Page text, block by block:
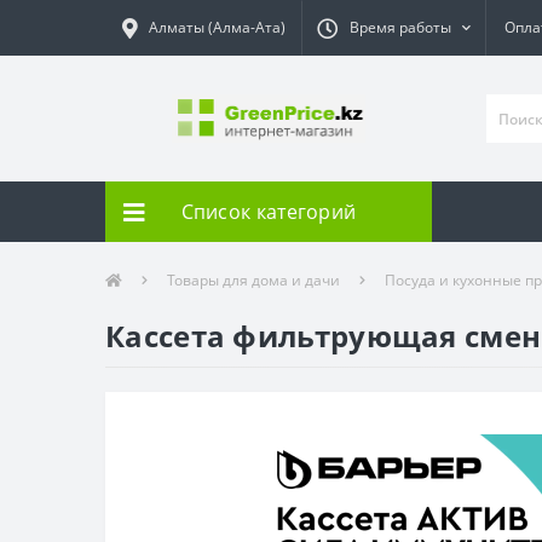
Алматы (Алма-Ата) Время работы
Список категорий
Товары для дома и дачи Посуда и кухонные
Кассета фильтрующая